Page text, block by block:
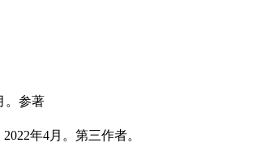
。参著
年4月。第三作者。